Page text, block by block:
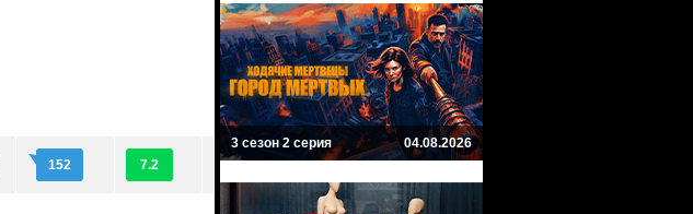
152 7.2
3 сезон 2 серия 04.08.2026